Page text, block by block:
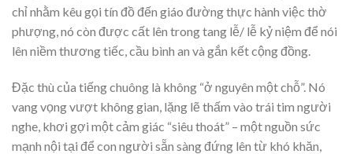
chỉ nhằm kêu gọi tín đồ đến giáo đường thực hành việc thờ
phượng, nó còn được cất lên trong tang lễ/ lễ kỷ niệm để nói
lên niềm thương tiếc, cầu bình an và gắn kết cộng đồng.
Đặc thù của tiếng chuông là không “ở nguyên một chỗ”. Nó
vang vọng vượt không gian, lặng lẽ thấm vào trái tim người
nghe, khơi gợi một cảm giác “siêu thoát” – một nguồn sức
mạnh nội tại để con người sẵn sàng đứng lên từ khó khăn,